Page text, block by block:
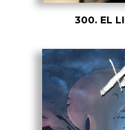
300. EL